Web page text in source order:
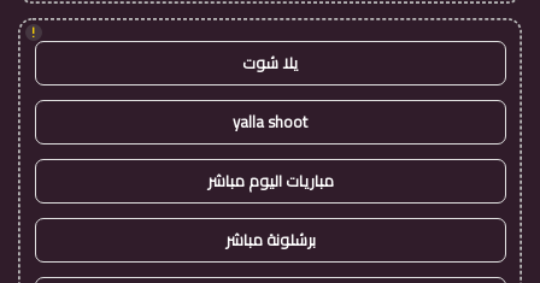
!
يلا شوت
yalla shoot
مباريات اليوم مباشر
برشلونة مباشر